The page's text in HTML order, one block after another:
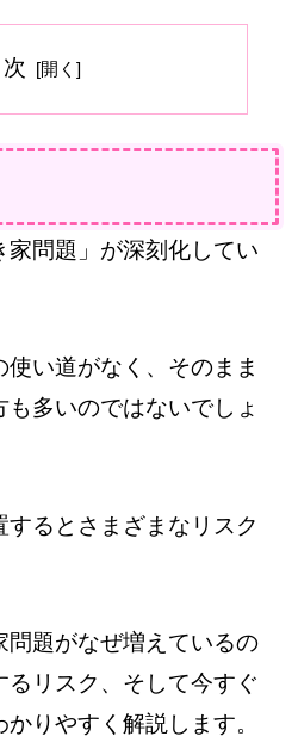
次
問題」が深刻化してい
い道がなく、そのまま
多いのではないでしょ
するとさまざまなリスク
問題がなぜ増えているの
リスク、そして今すぐ
りやすく解説します。